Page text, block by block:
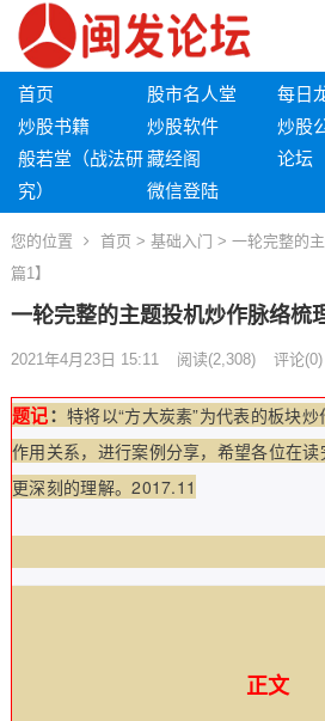
首页 股市名人堂 每日
炒股书籍
炒股软件 炒股
般若堂（战法研
究）
藏经阁 论坛
微信登陆
您的位置 首页 > 基础入门 > 一轮完整的
篇1】
一轮完整的主题投机炒作脉络梳
2021年4月23日 15:11 阅读(2,308) 评论(0)
题记： 特将以“方大炭素”为代表的板块
作用关系，进行案例分享，希望各位在
更深刻的理解。2017.11
正文